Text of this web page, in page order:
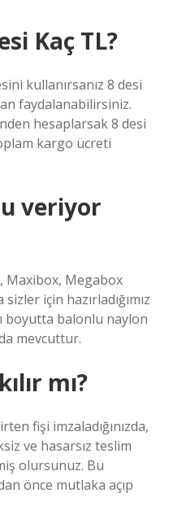
Kaç TL?
kullanırsanız 8 desi
faydalanabilirsiniz.
hesaplarsak 8 desi
kargo ücreti
veriyor
Maxibox, Megabox
için hazırladığımız
boyutta balonlu naylon
mevcuttur.
mı?
fişi imzaladığınızda,
ve hasarsız teslim
olursunuz. Bu
önce mutlaka açıp